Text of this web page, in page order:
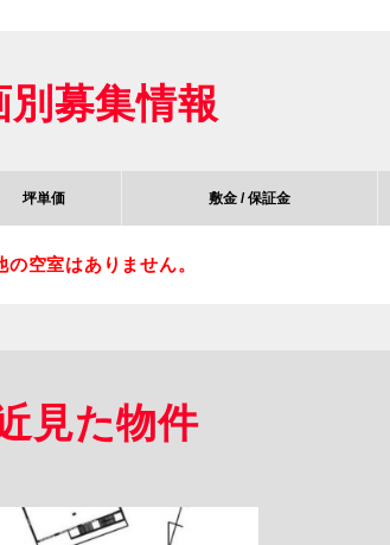
別募集情報
坪単価 敷金 /保証金
の空室はありません。
見た物件